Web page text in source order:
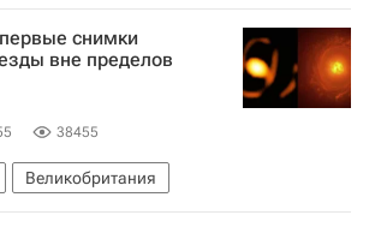
Происшествия
снимки
вне пределов
38455
Великобритания